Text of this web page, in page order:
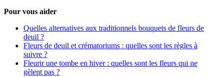
Pour vous aider
Quelles alternatives aux traditionnels bouquets de fleurs de
deuil ?
Fleurs de deuil et crématoriums : quelles sont les règles à
suivre ?
Fleurir une tombe en hiver : quelles sont les fleurs qui ne
gèlent pas ?